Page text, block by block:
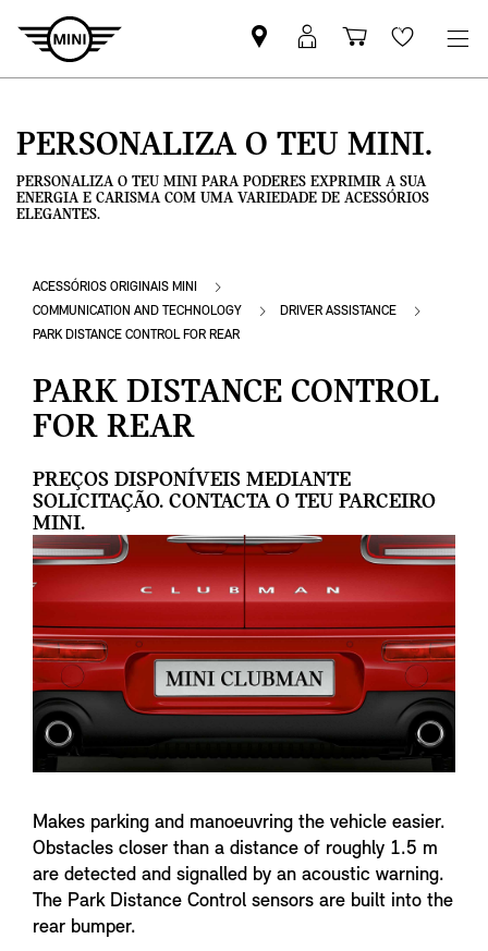
Pesquisar
parceiro
Iniciar
sessão
Carrinho
de
Wishlist
PERSONALIZA O TEU MINI.
PERSONALIZA O TEU MINI PARA PODERES EXPRIMIR A SUA
ENERGIA E CARISMA COM UMA VARIEDADE DE ACESSÓRIOS
ELEGANTES.
ACESSÓRIOS ORIGINAIS MINI
COMMUNICATION AND TECHNOLOGY
DRIVER ASSISTANCE
PARK DISTANCE CONTROL FOR REAR
PARK DISTANCE CONTROL
FOR REAR
PREÇOS DISPONÍVEIS MEDIANTE
SOLICITAÇÃO. CONTACTA O TEU PARCEIRO
MINI.
Makes parking and manoeuvring the vehicle easier.
Obstacles closer than a distance of roughly 1.5 m
are detected and signalled by an acoustic warning.
The Park Distance Control sensors are built into the
rear bumper.